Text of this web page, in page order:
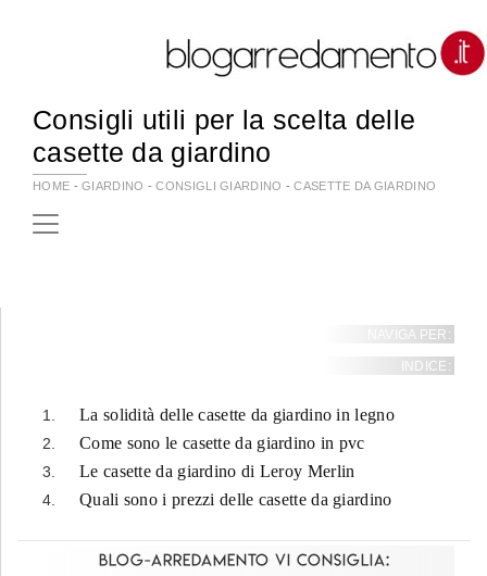
Consigli utili per la scelta delle
casette da giardino
HOME -GIARDINO -CONSIGLI GIARDINO -CASETTE DA GIARDINO
NAVIGA PER:
INDICE:
La solidità delle casette da giardino in legno
Come sono le casette da giardino in pvc
Le casette da giardino di Leroy Merlin
Quali sono i prezzi delle casette da giardino
Blog-Arredamento vi consiglia: